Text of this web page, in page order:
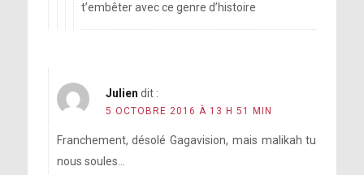
t’embêter avec ce genre d’histoire
Julien dit :
5 OCTOBRE 2016 À 13 H 51 MIN
Franchement, désolé Gagavision, mais malikah tu
nous soules…